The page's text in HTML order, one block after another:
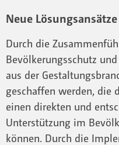
Neue Lösungsansätze
Durch die
Bevölkerungsschutz
aus der
geschaffen werden, die
einen direkten und
Unterstützung im
können. Durch die